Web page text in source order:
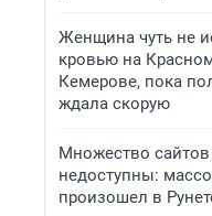
Женщина чуть не
кровью на
Кемерове, пока
ждала скорую
Множество сайтов
недоступны:
произошел в